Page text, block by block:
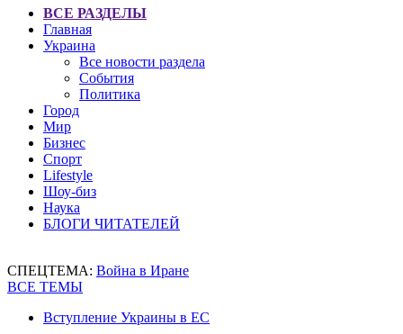
ВСЕ РАЗДЕЛЫ
Главная
Украина
Все новости раздела
События
Политика
Город
Мир
Бизнес
Спорт
Lifestyle
Шоу-биз
Наука
БЛОГИ ЧИТАТЕЛЕЙ
СПЕЦТЕМА: Война в Иране
ВСЕ ТЕМЫ
Вступление Украины в ЕС